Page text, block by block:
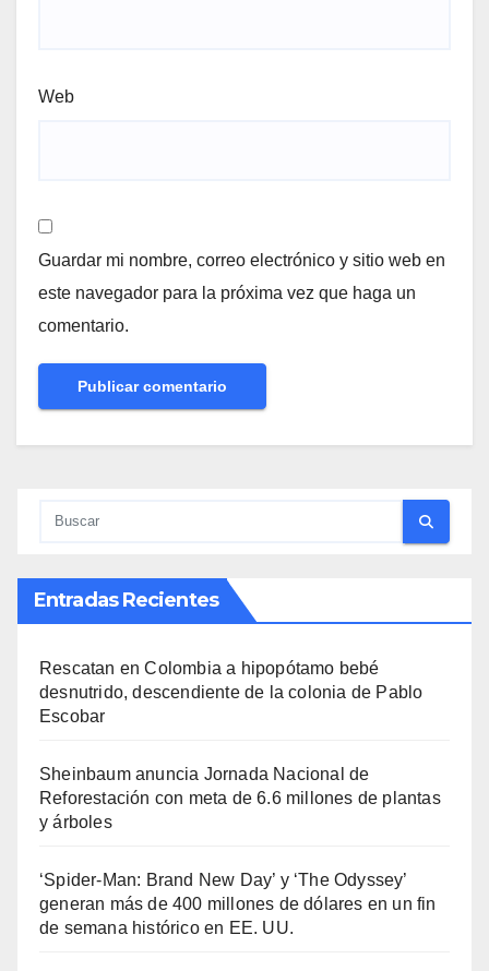
Web
Guardar mi nombre, correo electrónico y sitio web en
este navegador para la próxima vez que haga un
comentario.
Entradas Recientes
Rescatan en Colombia a hipopótamo bebé
desnutrido, descendiente de la colonia de Pablo
Escobar
Sheinbaum anuncia Jornada Nacional de
Reforestación con meta de 6.6 millones de plantas
y árboles
‘Spider-Man: Brand New Day’ y ‘The Odyssey’
generan más de 400 millones de dólares en un fin
de semana histórico en EE. UU.